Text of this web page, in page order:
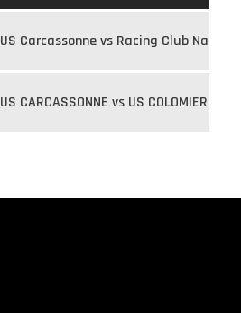
US Carcassonne vs Racing Club
US CARCASSONNE vs US COLOMIERS